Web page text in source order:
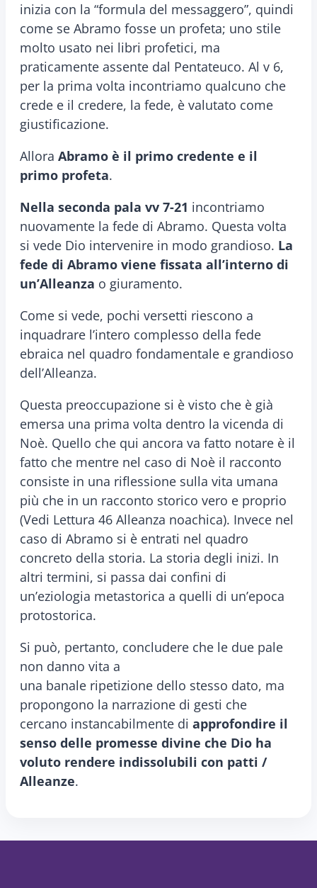
inizia con la “formula del messaggero”, quindi
come se Abramo fosse un profeta; uno stile
molto usato nei libri profetici, ma
praticamente assente dal Pentateuco. Al v 6,
per la prima volta incontriamo qualcuno che
crede e il credere, la fede, è valutato come
giustificazione.
Allora Abramo è il primo credente e il
primo profeta.
Nella seconda pala vv 7-21 incontriamo
nuovamente la fede di Abramo. Questa volta
si vede Dio intervenire in modo grandioso. La
fede di Abramo viene fissata all’interno di
un’Alleanza o giuramento.
Come si vede, pochi versetti riescono a
inquadrare l’intero complesso della fede
ebraica nel quadro fondamentale e grandioso
dell’Alleanza.
Questa preoccupazione si è visto che è già
emersa una prima volta dentro la vicenda di
Noè. Quello che qui ancora va fatto notare è il
fatto che mentre nel caso di Noè il racconto
consiste in una riflessione sulla vita umana
più che in un racconto storico vero e proprio
(Vedi Lettura 46 Alleanza noachica). Invece nel
caso di Abramo si è entrati nel quadro
concreto della storia. La storia degli inizi. In
altri termini, si passa dai confini di
un’eziologia metastorica a quelli di un’epoca
protostorica.
Si può, pertanto, concludere che le due pale
non danno vita a
una banale ripetizione dello stesso dato, ma
propongono la narrazione di gesti che
cercano instancabilmente di approfondire il
senso delle promesse divine che Dio ha
voluto rendere indissolubili con patti /
Alleanze.